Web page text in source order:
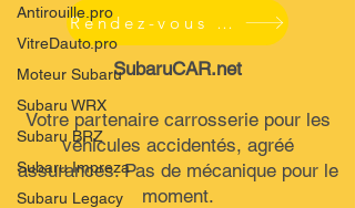
Antirouille.pro
VitreDauto.pro
Moteur Subaru
Subaru WRX
Subaru BRZ
Subaru Impreza
Subaru Legacy
Rendez-vous en ligne
SubaruCAR.net
Votre partenaire carrosserie pour les
véhicules accidentés, agréé
assurances. Pas de mécanique pour le
moment.